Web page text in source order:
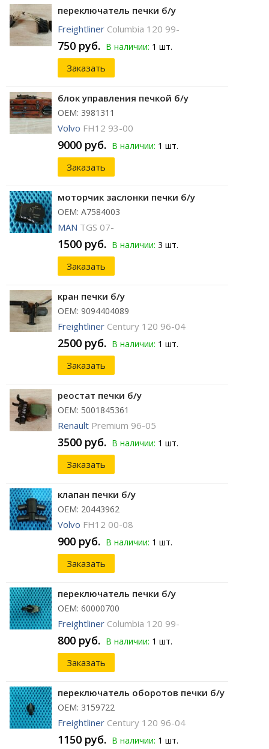
переключатель печки б/у
Freightliner Columbia 120 99-
750 руб. В наличии: 1 шт.
Заказать
блок управления печкой б/у
ОЕМ: 3981311
Volvo FH12 93-00
9000 руб. В наличии: 1 шт.
Заказать
моторчик заслонки печки б/у
ОЕМ: A7584003
MAN TGS 07-
1500 руб. В наличии: 3 шт.
Заказать
кран печки б/у
ОЕМ: 9094404089
Freightliner Century 120 96-04
2500 руб. В наличии: 1 шт.
Заказать
реостат печки б/у
ОЕМ: 5001845361
Renault Premium 96-05
3500 руб. В наличии: 1 шт.
Заказать
клапан печки б/у
ОЕМ: 20443962
Volvo FH12 00-08
900 руб. В наличии: 1 шт.
Заказать
переключатель печки б/у
ОЕМ: 60000700
Freightliner Columbia 120 99-
800 руб. В наличии: 1 шт.
Заказать
переключатель оборотов печки б/у
ОЕМ: 3159722
Freightliner Century 120 96-04
1150 руб. В наличии: 1 шт.